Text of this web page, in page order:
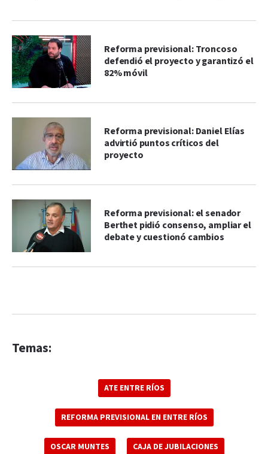
Reforma previsional: Troncoso
defendió el proyecto y garantizó el
82% móvil
Reforma previsional: Daniel Elías
advirtió puntos críticos del
proyecto
Reforma previsional: el senador
Berthet pidió consenso, ampliar el
debate y cuestionó cambios
Temas:
ATE ENTRE RÍOS
REFORMA PREVISIONAL EN ENTRE RÍOS
OSCAR MUNTES CAJA DE JUBILACIONES